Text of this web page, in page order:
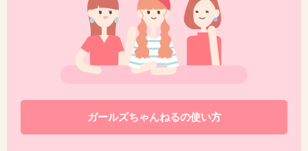
どっちもソロでやってるって聞いた
そういえばなんかのCMで堂珍の歌流れてた様な・・・
+2
一般人と違って知名度のある人間のTwitterは趣味ではない
ガールズちゃんねるの使い方